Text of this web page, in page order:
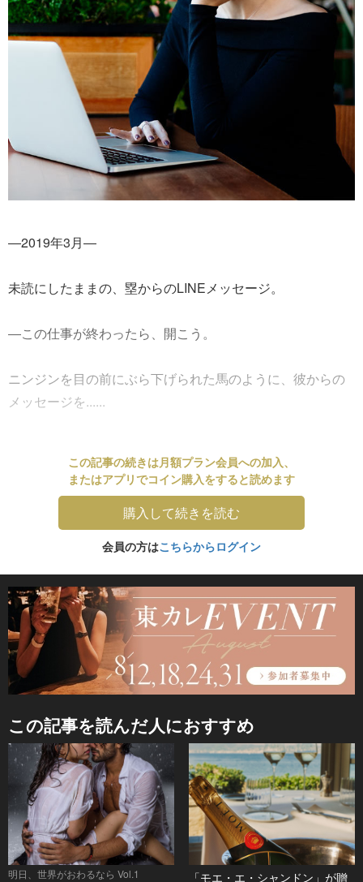
―2019年3月―
未読にしたままの、塁からのLINEメッセージ。
―この仕事が終わったら、開こう。
ニンジンを目の前にぶら下げられた馬のように、彼からの
メッセージを......
この記事の続きは月額プラン会員への加入、
またはアプリでコイン購入をすると読めます
購入して続きを読む
会員の方はこちらからログイン
この記事を読んだ人におすすめ
明日、世界がおわるなら Vol.1 「モエ・エ・シャンドン」が贈